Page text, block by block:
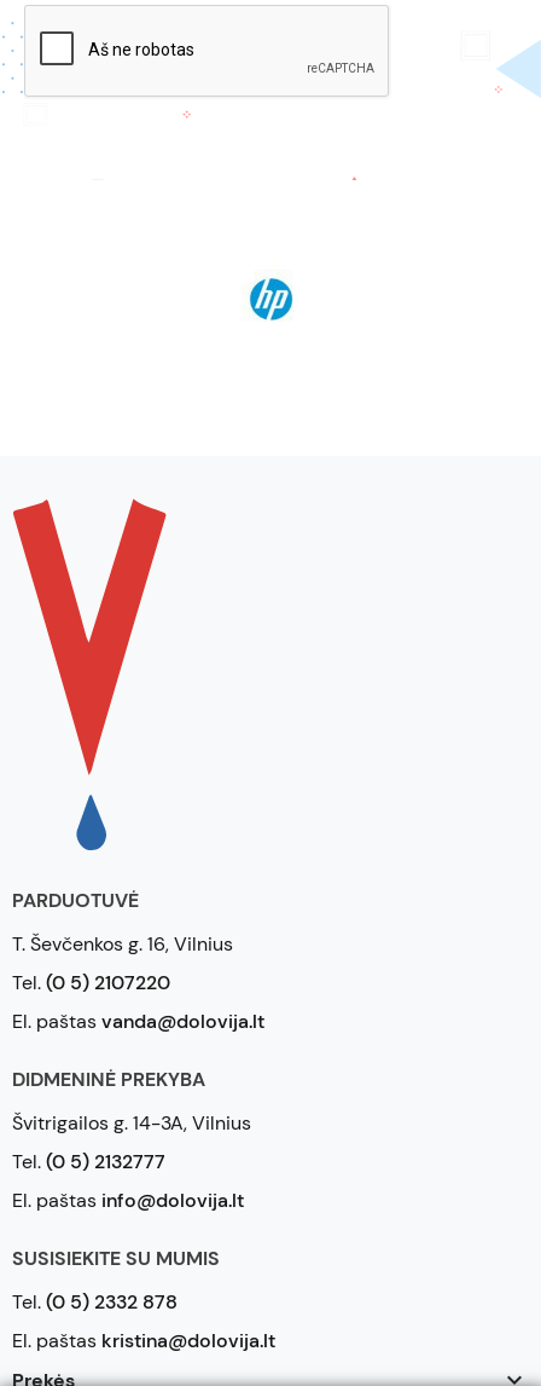
PARDUOTUVĖ
T. Ševčenkos g. 16, Vilnius
Tel.(0 5) 2107220
El. paštasvanda@dolovija.lt
DIDMENINĖ PREKYBA
Švitrigailos g. 14-3A, Vilnius
Tel.(0 5) 2132777
El. paštas info@dolovija.lt
SUSISIEKITE SU MUMIS
Tel.(0 5) 2332 878
El. paštas kristina@dolovija.lt
Prekės
